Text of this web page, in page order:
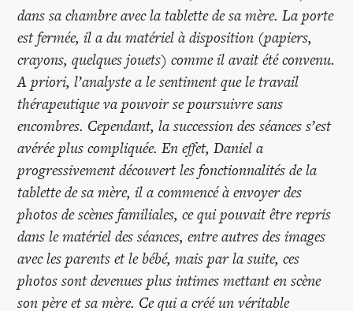
dans sa chambre avec la tablette de sa mère. La porte
est fermée, il a du matériel à disposition (papiers,
crayons, quelques jouets) comme il avait été convenu.
A priori, l’analyste a le sentiment que le travail
thérapeutique va pouvoir se poursuivre sans
encombres. Cependant, la succession des séances s’est
avérée plus compliquée. En effet, Daniel a
progressivement découvert les fonctionnalités de la
tablette de sa mère, il a commencé à envoyer des
photos de scènes familiales, ce qui pouvait être repris
dans le matériel des séances, entre autres des images
avec les parents et le bébé, mais par la suite, ces
photos sont devenues plus intimes mettant en scène
son père et sa mère. Ce qui a créé un véritable